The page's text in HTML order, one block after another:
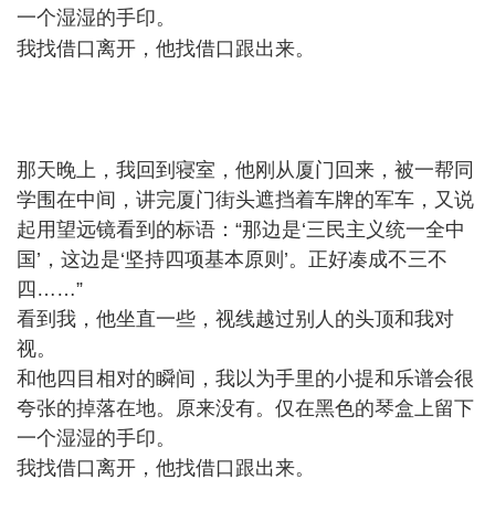
一个湿湿的手印。
我找借口离开，他找借口跟出来。
那天晚上，我回到寝室，他刚从厦门回来，被一帮同
学围在中间，讲完厦门街头遮挡着车牌的军车，又说
起用望远镜看到的标语：“那边是‘三民主义统一全中
国’，这边是‘坚持四项基本原则’。正好凑成不三不
四……”
看到我，他坐直一些，视线越过别人的头顶和我对
视。
和他四目相对的瞬间，我以为手里的小提和乐谱会很
夸张的掉落在地。原来没有。仅在黑色的琴盒上留下
一个湿湿的手印。
我找借口离开，他找借口跟出来。